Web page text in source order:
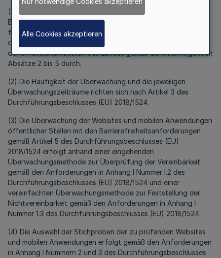
(1) Die Stelle nach § 10c des
Behindertengleichstellungsgesetzes Nordrhein-Westfalen
führt die Überwachung der Einhaltung der Anforderungen an
die Barrierefreiheit von Websites und mobilen Anwendungen
der öffentlichen Stellen des Landes gemäß der nachfolgenden
Absätze 2 bis 5 durch.
(2) Die Häufigkeit der Überwachung und die jeweiligen
Überwachungszeiträume richten sich nach Artikel 3 des
Durchführungsbeschlusses (EU) 2018/1524.
(3) Die Überwachung der Websites und mobilen Anwendungen
öffentlicher Stellen mit den Barrierefreiheitsanforderungen
gemäß Artikel 5 des Durchführungsbeschlusses (EU)
2018/1524 erfolgt anhand einer eingehenden
Überwachungsmethode zur Überprüfung der Vereinbarkeit
gemäß den Anforderungen in Anhang I Nummer I.2 des
Durchführungsbeschlusses (EU) 2018/1524 und einer
vereinfachten Überwachungsmethode zur Feststellung der
Nichtvereinbarkeit gemäß den Anforderungen in Anhang I
Nummer 1.3 des Durchführungsbeschlusses (EU) 2018/1524.
(4) Die Auswahl der Stichproben der zu prüfenden Websites
und mobilen Anwendungen erfolgt gemäß den Anforderungen
in Anhang I Nummern 2 und 3 des Durchführungsbeschlusses
Alle Cookies akzeptieren